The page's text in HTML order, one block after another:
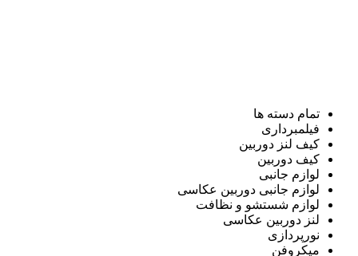
تمام دسته ها
فیلمبرداری
کیف لنز دوربین
کیف دوربین
لوازم جانبی
لوازم جانبی دوربین عکاسی
لوازم شستشو و نظافت
لنز دوربین عکاسی
نورپردازی
میکروفن